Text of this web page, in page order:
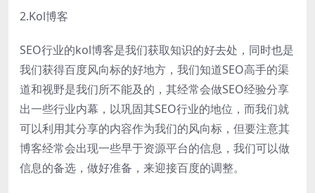
2.Kol博客
SEO行业的kol博客是我们获取知识的好去处，同时也是
我们获得百度风向标的好地方，我们知道SEO高手的渠
道和视野是我们所不能及的，其经常会做SEO经验分享
出一些行业内幕，以巩固其SEO行业的地位，而我们就
可以利用其分享的内容作为我们的风向标，但要注意其
博客经常会出现一些早于资源平台的信息，我们可以做
信息的备选，做好准备，来迎接百度的调整。